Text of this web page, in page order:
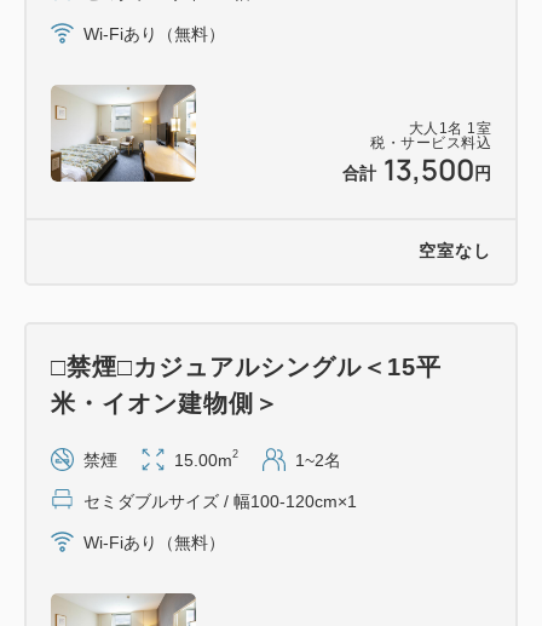
■周辺観光■
・燕市産業資料館（車5分）
・ストックバスターズ／藤次郎（車10分）
・SUWADA OPEN FACTORY 諏訪田製作所（車20
・弥彦神社／弥彦山ロープウェイ／角上魚類 寺泊本
大人 1 名 1 室
税・サービス料込
合計 13,500 円
Wi-Fiあり（無料）
空室なし
□禁煙□カジュアルシングル＜15平
米・イオン建物側＞
禁煙 15.00m2 1~2名
セミダブルサイズ / 幅100-120cm×1
Wi-Fiあり（無料）